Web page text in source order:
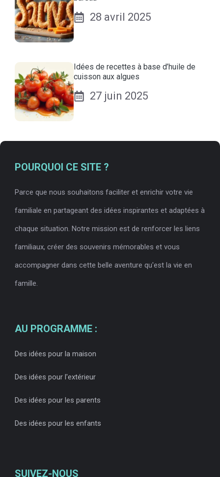
28 avril 2025
Idées de recettes à base d’huile de
cuisson aux algues
27 juin 2025
POURQUOI CE SITE ?
Parce que nous souhaitons faciliter et enrichir votre vie
familiale en partageant des idées inspirantes et adaptées à
chaque situation. Notre mission est de renforcer les liens
familiaux, créer des souvenirs mémorables et vous
accompagner dans cette belle aventure qu'est la vie en
famille.
AU PROGRAMME :
Des idées pour la maison
Des idées pour l'extérieur
Des idées pour les parents
Des idées pour les enfants
SUIVEZ-NOUS